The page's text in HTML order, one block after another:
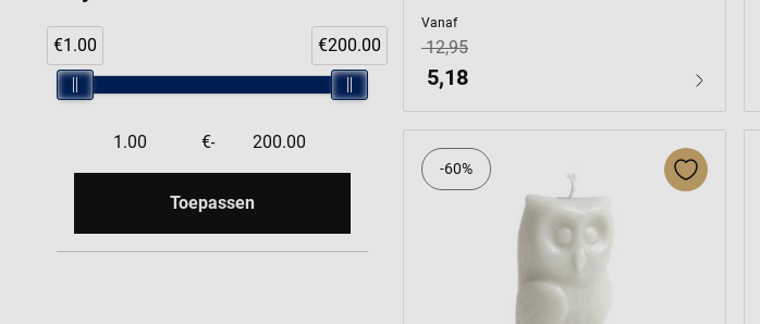
€1.00 €200.00
€-
Toepassen
Vanaf
5,18
12,95
-60%